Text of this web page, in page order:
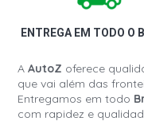
ENTREGA EM TODO O
A AutoZ oferece
que vai além das
Entregamos em todo
com rapidez e